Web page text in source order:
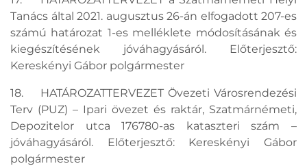
Tanács által 2021. augusztus 26-án elfogadott 207-es
számú határozat 1-es melléklete módosításának és
kiegészítésének jóváhagyásáról. Előterjesztő:
Kereskényi Gábor polgármester
18. HATÁROZATTERVEZET Övezeti Városrendezési
Terv (PUZ) – Ipari övezet és raktár, Szatmárnémeti,
Depozitelor utca 176780-as kataszteri szám –
jóváhagyásáról. Előterjesztő: Kereskényi Gábor
polgármester